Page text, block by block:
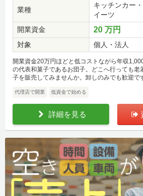
業種
キッチンカー
イーツ
開業資金
20 万円
対象 個人・法人
開業資金20万円ほどと低コストながら年収
の代表和菓子であるお団子。どこへ行っても老
子を販売してみませんか。卸しのみでも歓迎で
代理店で開業 低資金で始める
詳細を見る